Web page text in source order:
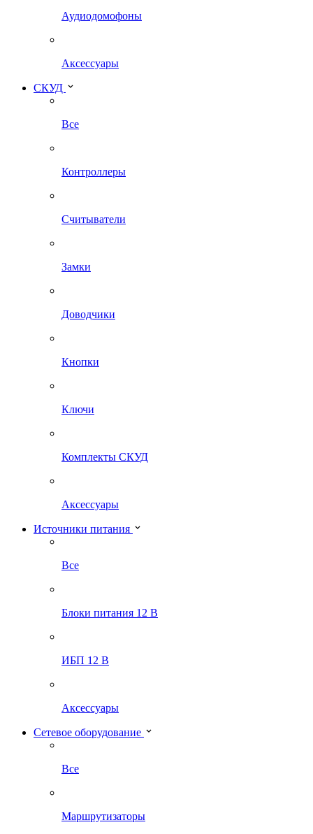
Аудиодомофоны
Аксессуары
СКУД
Все
Контроллеры
Считыватели
Замки
Доводчики
Кнопки
Ключи
Комплекты СКУД
Аксессуары
Источники питания
Все
Блоки питания 12 В
ИБП 12 В
Аксессуары
Сетевое оборудование
Все
Маршрутизаторы